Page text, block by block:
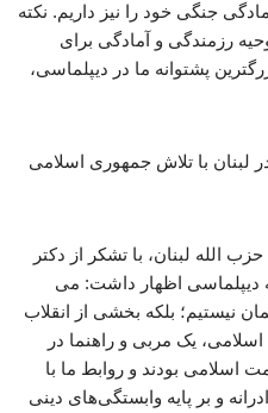
جنگی خود را نیز داریم. نکته
رزمندگی و آمادگی برای
پشتوانه ما در دیپلماسی،
با تلاش جمهوری اسلامی
الله لبنان، با تشکر از دکتر
دیپلماسی اظهار داشت: می
نیستیم؛ بلکه بخشی از انقلاب
یک مربی و راهنما در
اسلامی بودند و روابط ما با
و بر پایه وابستگی‌های دینی